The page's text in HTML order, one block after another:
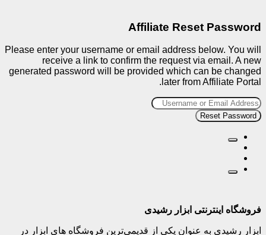
Affiliate Reset Password
Please enter your username or email address below. You will
receive a link to confirm the request via email. A new
generated password will be provided which can be changed
later from Affiliate Portal.
فروشگاه اینترنتی ابزار رشیدی
ابزار رشیدی به عنوان یکی از قدیمی‌ترین فروشگاه های ابزار در